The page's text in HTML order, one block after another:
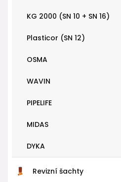
KG 2000 (SN 10 + SN 16)
Plasticor (SN 12)
OSMA
WAVIN
PIPELIFE
MIDAS
DYKA
Revizní šachty